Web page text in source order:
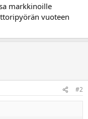
markkinoille
vuoteen
#2